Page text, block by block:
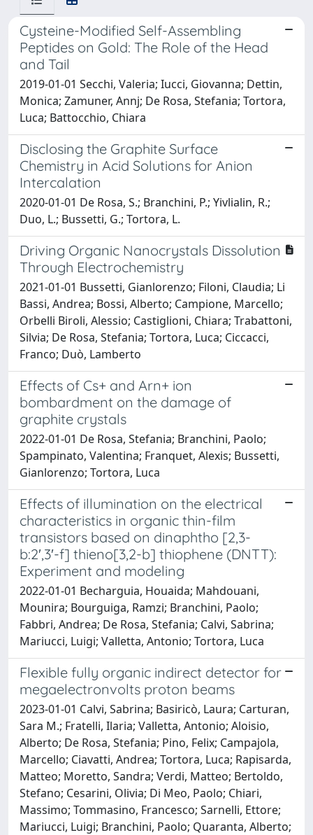
Cysteine-Modified Self-Assembling
Peptides on Gold: The Role of the Head
and Tail
2019-01-01 Secchi, Valeria; Iucci, Giovanna; Dettin,
Monica; Zamuner, Annj; De Rosa, Stefania; Tortora,
Luca; Battocchio, Chiara
Disclosing the Graphite Surface
Chemistry in Acid Solutions for Anion
Intercalation
2020-01-01 De Rosa, S.; Branchini, P.; Yivlialin, R.;
Duo, L.; Bussetti, G.; Tortora, L.
Driving Organic Nanocrystals Dissolution
Through Electrochemistry
2021-01-01 Bussetti, Gianlorenzo; Filoni, Claudia; Li
Bassi, Andrea; Bossi, Alberto; Campione, Marcello;
Orbelli Biroli, Alessio; Castiglioni, Chiara; Trabattoni,
Silvia; De Rosa, Stefania; Tortora, Luca; Ciccacci,
Franco; Duò, Lamberto
Effects of Cs+ and Arn+ ion
bombardment on the damage of
graphite crystals
2022-01-01 De Rosa, Stefania; Branchini, Paolo;
Spampinato, Valentina; Franquet, Alexis; Bussetti,
Gianlorenzo; Tortora, Luca
Effects of illumination on the electrical
characteristics in organic thin-film
transistors based on dinaphtho [2,3-
b:2′,3′-f] thieno[3,2-b] thiophene (DNTT):
Experiment and modeling
2022-01-01 Becharguia, Houaida; Mahdouani,
Mounira; Bourguiga, Ramzi; Branchini, Paolo;
Fabbri, Andrea; De Rosa, Stefania; Calvi, Sabrina;
Mariucci, Luigi; Valletta, Antonio; Tortora, Luca
Flexible fully organic indirect detector for
megaelectronvolts proton beams
2023-01-01 Calvi, Sabrina; Basiricò, Laura; Carturan,
Sara M.; Fratelli, Ilaria; Valletta, Antonio; Aloisio,
Alberto; De Rosa, Stefania; Pino, Felix; Campajola,
Marcello; Ciavatti, Andrea; Tortora, Luca; Rapisarda,
Matteo; Moretto, Sandra; Verdi, Matteo; Bertoldo,
Stefano; Cesarini, Olivia; Di Meo, Paolo; Chiari,
Massimo; Tommasino, Francesco; Sarnelli, Ettore;
Mariucci, Luigi; Branchini, Paolo; Quaranta, Alberto;